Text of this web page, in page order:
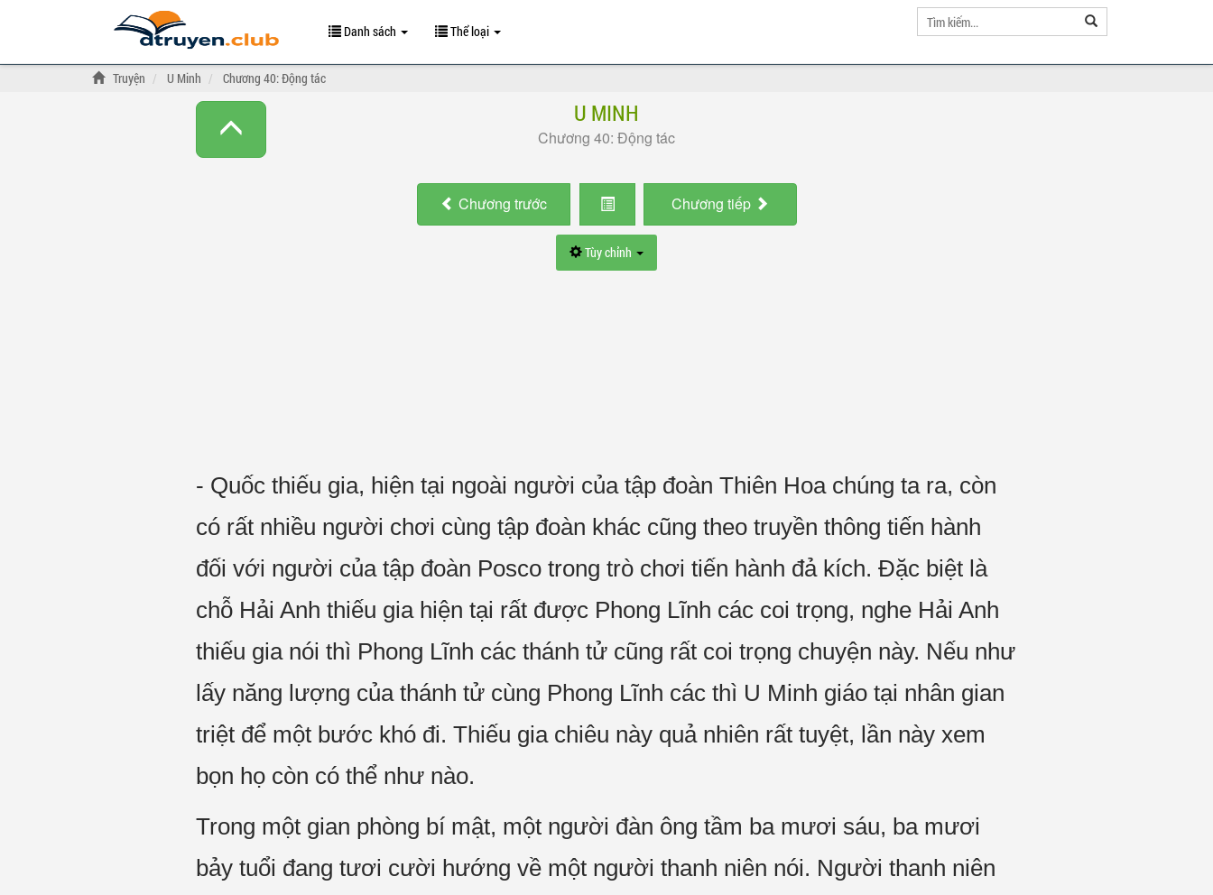
Danh sách Thể loại
Truyện U Minh Chương 40: Động tác
U MINH
Chương 40: Động tác
Chương trước Chương tiếp
Tùy chỉnh
- Quốc thiếu gia, hiện tại ngoài người của tập đoàn Thiên Hoa chúng ta ra, còn
có rất nhiều người chơi cùng tập đoàn khác cũng theo truyền thông tiến hành
đối với người của tập đoàn Posco trong trò chơi tiến hành đả kích. Đặc biệt là
chỗ Hải Anh thiếu gia hiện tại rất được Phong Lĩnh các coi trọng, nghe Hải Anh
thiếu gia nói thì Phong Lĩnh các thánh tử cũng rất coi trọng chuyện này. Nếu như
lấy năng lượng của thánh tử cùng Phong Lĩnh các thì U Minh giáo tại nhân gian
triệt để một bước khó đi. Thiếu gia chiêu này quả nhiên rất tuyệt, lần này xem
bọn họ còn có thể như nào.
Trong một gian phòng bí mật, một người đàn ông tầm ba mươi sáu, ba mươi
bảy tuổi đang tươi cười hướng về một người thanh niên nói. Người thanh niên